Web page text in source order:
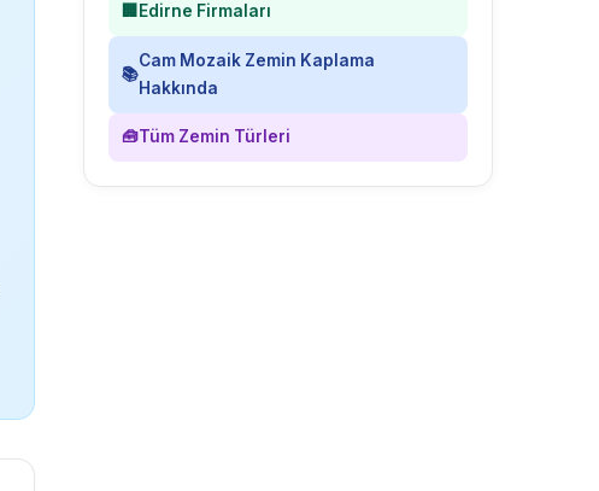
Edirne Firmaları
📚
Cam Mozaik Zemin Kaplama
Hakkında
🧰Tüm Zemin Türleri